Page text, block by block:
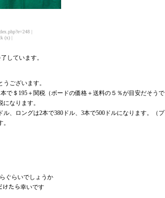
|
(x) |
しています。
ございます。
で＄195＋関税（ボードの価格＋送料の５％が目安だそうで
なります。
ル、ロングは2本で380ドル、3本で500ドルになります。（プ
ぐらいでしょうか
けたら幸いです